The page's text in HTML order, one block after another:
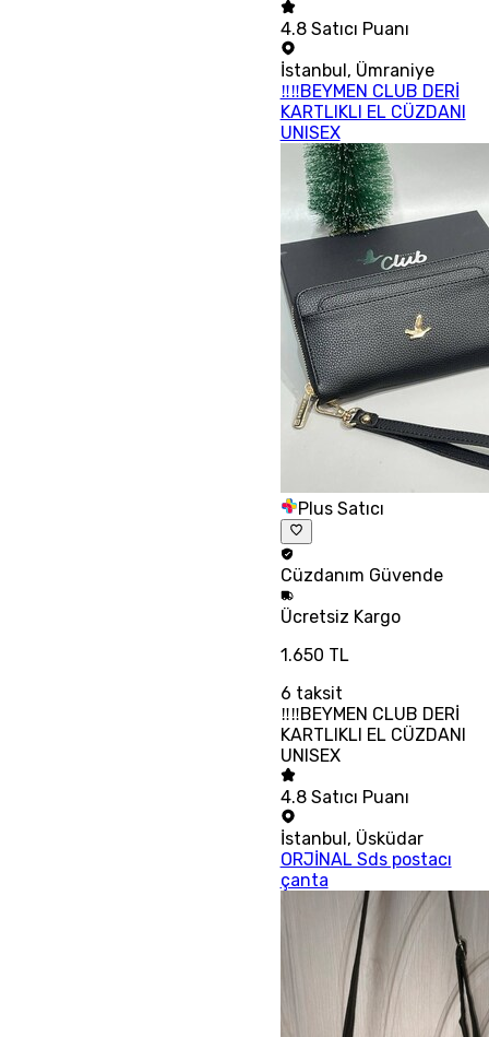
4.8 Satıcı Puanı
İstanbul , Ümraniye
‼‼BEYMEN CLUB DERİ
KARTLIKLI EL CÜZDANI
UNISEX
Plus Satıcı
Cüzdanım Güvende
Ücretsiz Kargo
1.650 TL
6 taksit
‼‼BEYMEN CLUB DERİ
KARTLIKLI EL CÜZDANI
UNISEX
4.8 Satıcı Puanı
İstanbul, Üsküdar
ORJİNAL Sds postacı
çanta